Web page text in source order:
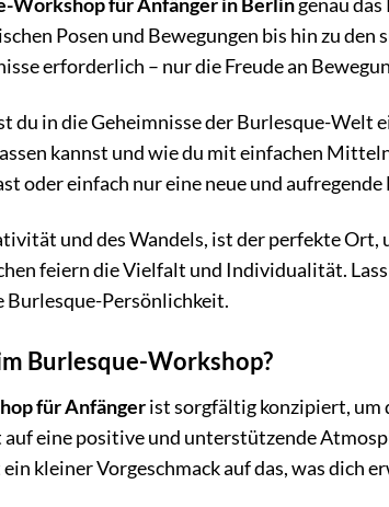
Workshop für Anfänger in Berlingenau
Posen und Bewegungen bis hin zu
erforderlich – nur die Freude an
du in die Geheimnisse der Burlesque-Welt
kannst und wie du mit einfachen
oder einfach nur eine neue und
und des Wandels, ist der perfekte
feiern die Vielfalt und Individualität.
Burlesque-Persönlichkeit.
Burlesque-Workshop?
für Anfängerist sorgfältig konzipiert, um
auf eine positive und unterstützende
kleiner Vorgeschmack auf das, was dich